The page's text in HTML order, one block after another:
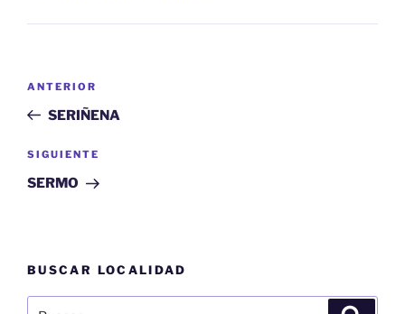
entradas
Entrada
anterior:
ANTERIOR
SERIÑENA
Siguiente
entrada
SIGUIENTE
SERMO
BUSCAR LOCALIDAD